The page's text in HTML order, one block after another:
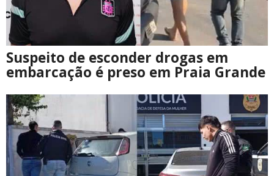
Suspeito de esconder drogas em
embarcação é preso em Praia Grande